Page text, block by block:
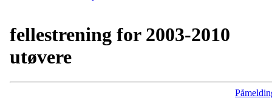
fellestrening for 2003-2010
utøvere